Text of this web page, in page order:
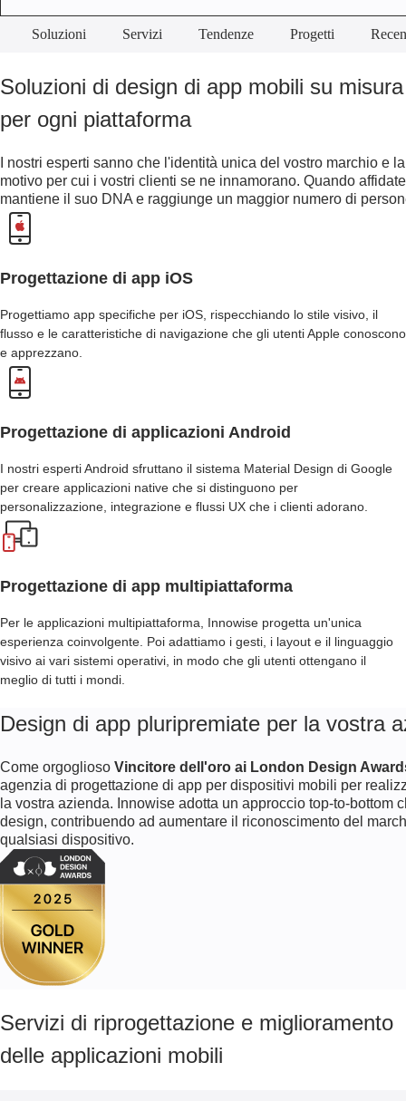
Soluzioni Servizi Tendenze Progetti
Soluzioni di design di app mobili su misura
per ogni piattaforma
I nostri esperti sanno che l'identità unica del vostro marchio e
motivo per cui i vostri clienti se ne innamorano. Quando
mantiene il suo DNA e raggiunge un maggior numero di
Progettazione di app iOS
Progettiamo app specifiche per iOS, rispecchiando lo stile visivo, il
flusso e le caratteristiche di navigazione che gli utenti Apple conoscono
e apprezzano.
Progettazione di applicazioni Android
I nostri esperti Android sfruttano il sistema Material Design di Google
per creare applicazioni native che si distinguono per
personalizzazione, integrazione e flussi UX che i clienti adorano.
Progettazione di app multipiattaforma
Per le applicazioni multipiattaforma, Innowise progetta un'unica
esperienza coinvolgente. Poi adattiamo i gesti, i layout e il linguaggio
visivo ai vari sistemi operativi, in modo che gli utenti ottengano il
meglio di tutti i mondi.
Design di app pluripremiate per la vostra
Come orgoglioso Vincitore dell'oro ai London Design
agenzia di progettazione di app per dispositivi mobili per
la vostra azienda. Innowise adotta un approccio top-to-bottom
design, contribuendo ad aumentare il riconoscimento del
qualsiasi dispositivo.
Servizi di riprogettazione e miglioramento
delle applicazioni mobili